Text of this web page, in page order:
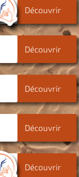
Découvrir
Découvrir
Découvrir
Découvrir
Découvrir